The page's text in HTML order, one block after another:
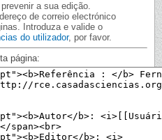
a sua edição.
de correio electrónico
Introduza e valide o
do utilizador, por favor.
página: